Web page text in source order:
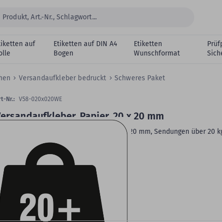
auf
Etiketten auf DIN A4
Bogen
Etiketten
Wunschformat
Versandaufkleber bedruckt Schweres Paket
Papier, 20 x 20 mm
Papier, schwarz-weiß, 20 x 20 mm, Sendungen über 20
Nr.: V58-020x020WE
Klebstoff:
permanent klebend
Rollenkern:
VE:
1.000 Etiketten auf 1 Rolle/n
Produktdetails